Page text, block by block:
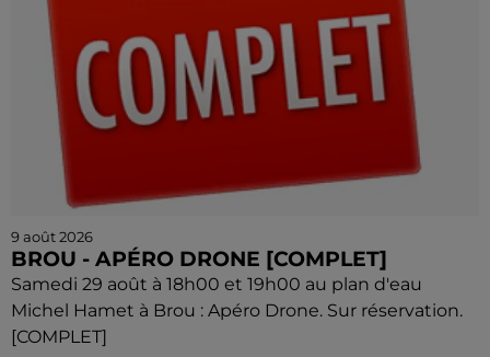
9 août 2026
BROU - APÉRO DRONE [COMPLET]
Samedi 29 août à 18h00 et 19h00 au plan d'eau
Michel Hamet à Brou : Apéro Drone. Sur réservation.
[COMPLET]